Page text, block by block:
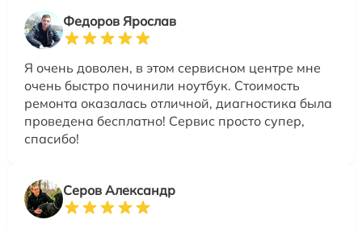
Федоров Ярослав
Я очень доволен, в этом сервисном центре мне
очень быстро починили ноутбук. Стоимость
ремонта оказалась отличной, диагностика была
проведена бесплатно! Сервис просто супер,
спасибо!
Серов Александр